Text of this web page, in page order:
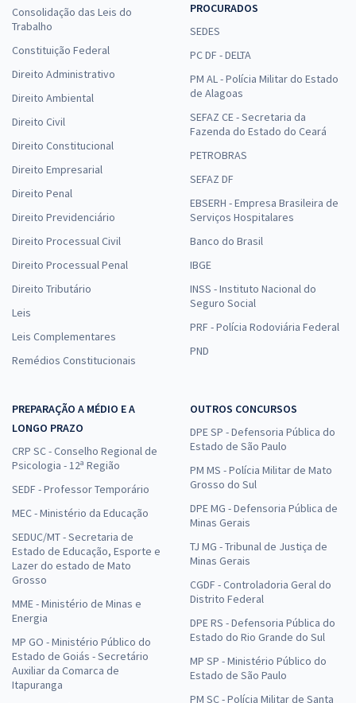
Consolidação das Leis do
Trabalho
Constituição Federal
Direito Administrativo
Direito Ambiental
Direito Civil
Direito Constitucional
Direito Empresarial
Direito Penal
Direito Previdenciário
Direito Processual Civil
Direito Processual Penal
Direito Tributário
Leis
Leis Complementares
Remédios Constitucionais
PROCURADOS
SEDES
PC DF - DELTA
PM AL - Polícia Militar do Estado
de Alagoas
SEFAZ CE - Secretaria da
Fazenda do Estado do Ceará
PETROBRAS
SEFAZ DF
EBSERH - Empresa Brasileira de
Serviços Hospitalares
Banco do Brasil
IBGE
INSS - Instituto Nacional do
Seguro Social
PRF - Polícia Rodoviária Federal
PND
PREPARAÇÃO A MÉDIO E A
LONGO PRAZO
CRP SC - Conselho Regional de
Psicologia - 12ª Região
SEDF - Professor Temporário
MEC - Ministério da Educação
SEDUC/MT - Secretaria de
Estado de Educação, Esporte e
Lazer do estado de Mato
Grosso
MME - Ministério de Minas e
Energia
MP GO - Ministério Público do
Estado de Goiás - Secretário
Auxiliar da Comarca de
Itapuranga
OUTROS CONCURSOS
DPE SP - Defensoria Pública do
Estado de São Paulo
PM MS - Polícia Militar de Mato
Grosso do Sul
DPE MG - Defensoria Pública de
Minas Gerais
TJ MG - Tribunal de Justiça de
Minas Gerais
CGDF - Controladoria Geral do
Distrito Federal
DPE RS - Defensoria Pública do
Estado do Rio Grande do Sul
MP SP - Ministério Público do
Estado de São Paulo
PM SC - Polícia Militar de Santa